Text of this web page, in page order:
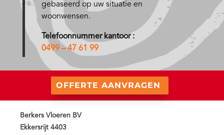
gebaseerd op uw situatie en
woonwensen.
Telefoonnummer kantoor :
0499 – 47 61 99
OFFERTE AANVRAGEN
Berkers Vloeren BV
Ekkersrijt 4403